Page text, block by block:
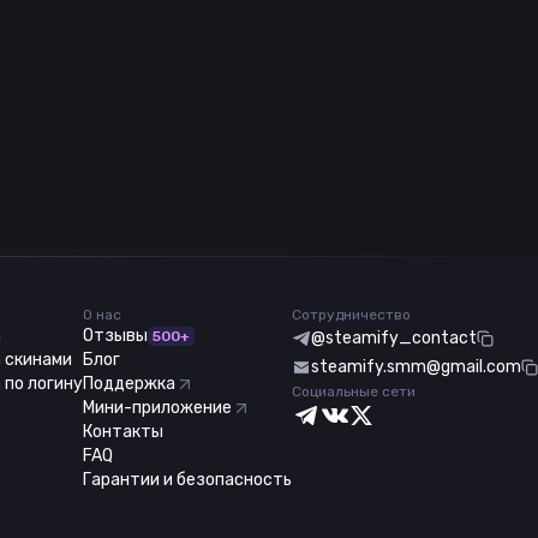
логину
О нас
Отзывы 500+
Блог
Поддержка
Мини-приложение
Контакты
FAQ
Гарантии и безопасность
Сотрудничество
@steamify_contact
steamify.smm@gmail.com
Социальные сети